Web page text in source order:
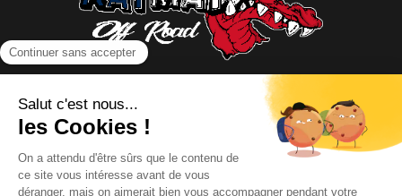
NOUS CONTACTER
INFORMATIONS